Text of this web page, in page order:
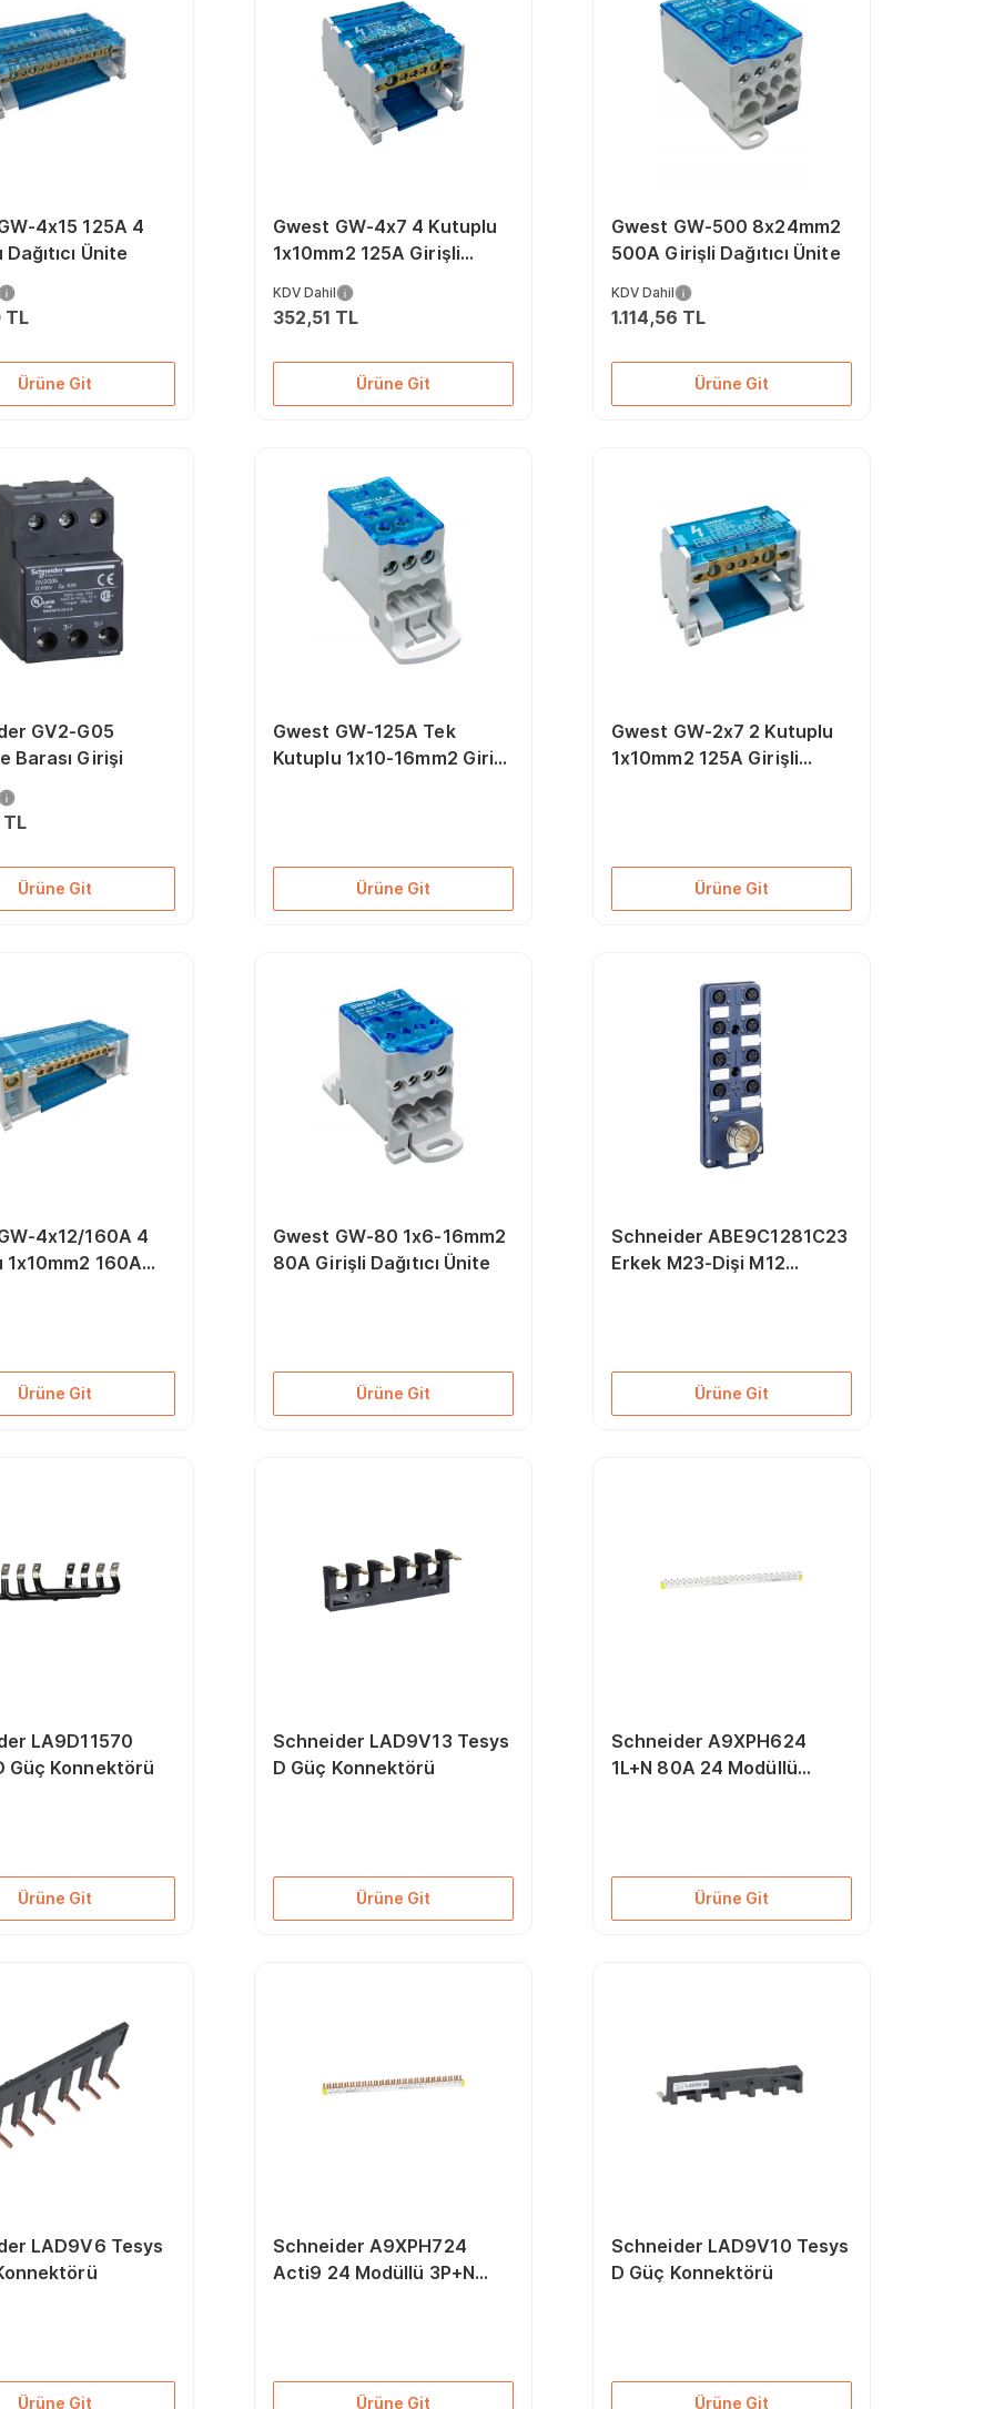
4x15 125A 4
Ünite
TL
Ürüne Git
Gwest GW-4x7 4 Kutuplu
1x10mm2 125A Girişli
Dağıtıcı Ünite
KDV Dahil
352,51 TL
Ürüne Git
Gwest GW-500 8x24mm2
500A Girişli Dağıtıcı Ünite
KDV Dahil
1.114,56 TL
Ürüne Git
GV2-G05
Barası Girişi
Ürüne Git
Gwest GW-125A Tek
Kutuplu 1x10-16mm2 Girişli
Ürüne Git
Gwest GW-2x7 2 Kutuplu
1x10mm2 125A Girişli
Ürüne Git
4x12/160A 4
1x10mm2 160A
Ürüne Git
Gwest GW-80 1x6-16mm2
80A Girişli Dağıtıcı Ünite
Ürüne Git
Schneider ABE9C1281C23
Erkek M23-Dişi M12
Ürüne Git
LA9D11570
Güç Konnektörü
Ürüne Git
Schneider LAD9V13 Tesys
D Güç Konnektörü
Ürüne Git
Schneider A9XPH624
1L+N 80A 24 Modüllü
Ürüne Git
LAD9V6 Tesys
Ürüne Git
Schneider A9XPH724
Acti9 24 Modüllü 3P+N
Ürüne Git
Schneider LAD9V10 Tesys
D Güç Konnektörü
Ürüne Git